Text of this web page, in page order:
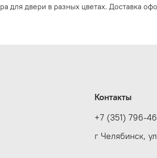
для двери в разных цветах. Доставка
Контакты
+7 (351) 796-
г Челябинск,